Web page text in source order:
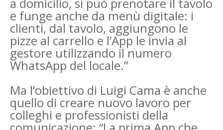
e funge anche da menù digitale: i
clienti, dal tavolo, aggiungono le
pizze al carrello e l’App le invia al
gestore utilizzando il numero
WhatsApp del locale.”
Ma l’obiettivo di Luigi Cama è anche
quello di creare nuovo lavoro per
colleghi e professionisti della